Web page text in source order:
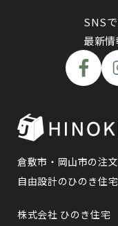
SNS
最新
倉敷市・岡山市の注
自由設計のひのき住
株式会社 ひのき住宅